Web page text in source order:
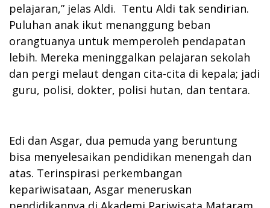
pelajaran,” jelas Aldi. Tentu Aldi tak sendirian.
Puluhan anak ikut menanggung beban
orangtuanya untuk memperoleh pendapatan
lebih. Mereka meninggalkan pelajaran sekolah
dan pergi melaut dengan cita-cita di kepala; jadi
guru, polisi, dokter, polisi hutan, dan tentara.
Edi dan Asgar, dua pemuda yang beruntung
bisa menyelesaikan pendidikan menengah dan
atas. Terinspirasi perkembangan
kepariwisataan, Asgar meneruskan